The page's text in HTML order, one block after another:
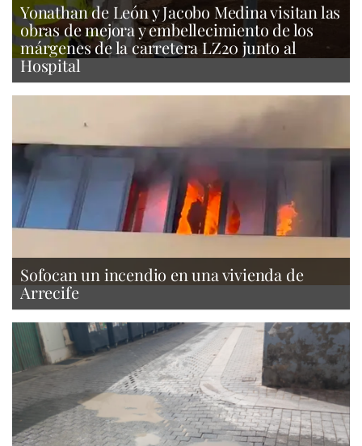
Yonathan de León y Jacobo Medina visitan las
obras de mejora y embellecimiento de los
márgenes de la carretera LZ20 junto al
Hospital
Sofocan un incendio en una vivienda de
Arrecife